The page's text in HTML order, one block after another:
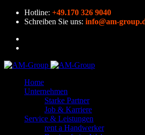
Hotline: +49.170 326 9040
Schreiben Sie uns: info@am-
Home
Unternehmen
Starke Partner
Job & Karriere
Service & Leistungen
rent a Handwerker